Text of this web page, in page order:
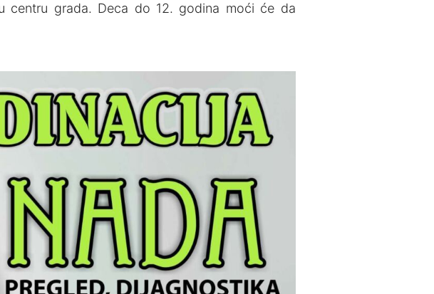
centru grada. Deca do 12. godina moći će da